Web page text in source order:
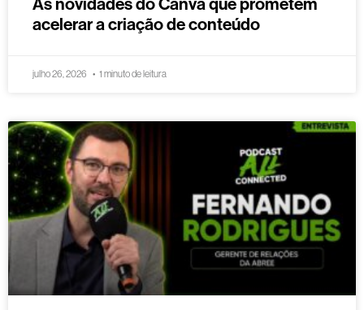
As novidades do Canva que prometem
acelerar a criação de conteúdo
julho 26, 2026 1 minuto de leitura